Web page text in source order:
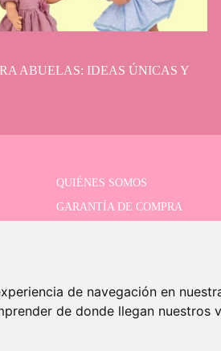
de navegación en
de donde llegan nuestros
ABUELAS: IDEAS ÚNICAS Y
QUIÉNES SOMOS
GARANTÍA DE COMPRA
Dolls And Dolls. Todos los derechos reservados.